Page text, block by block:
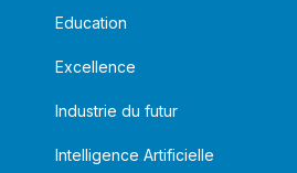
Education
Excellence
Industrie du futur
Intelligence Artificielle